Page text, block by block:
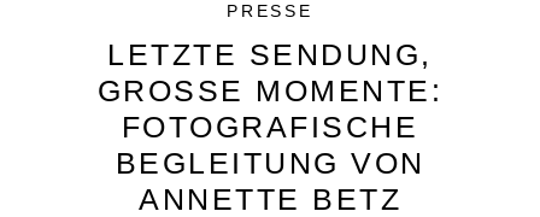
PRESSE
LETZTE SENDUNG,
GROSSE MOMENTE: F
OTOGRAFISCHE B
EGLEITUNG VON A
NNETTE BETZ (